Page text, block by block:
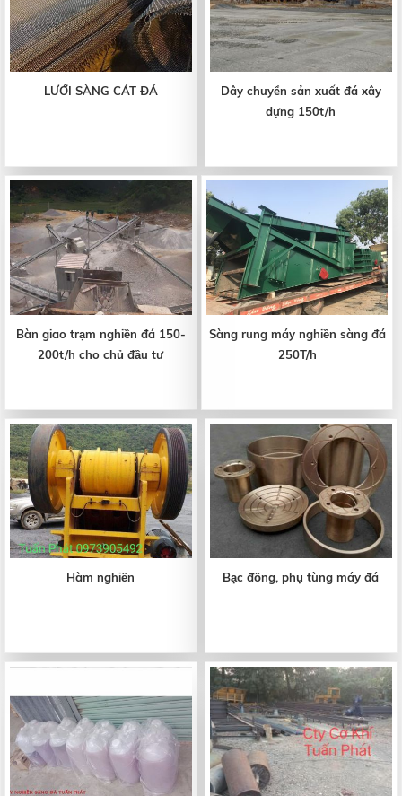
LƯỚI SÀNG CÁT ĐÁ
Dây chuyền sản xuất đá xây
dựng 150t/h
Bàn giao trạm nghiền đá 150-
200t/h cho chủ đầu tư
Sàng rung máy nghiền sàng đá
250T/h
Hàm nghiền Bạc đồng, phụ tùng máy đá